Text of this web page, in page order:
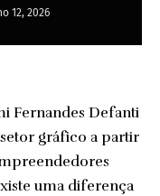
12, 2026
Fernandes Defanti
gráfico a partir
uma diferença